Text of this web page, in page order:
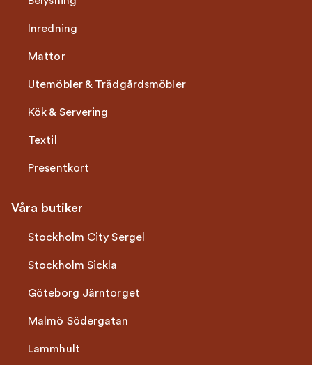
Inredning
Mattor
Utemöbler & Trädgårdsmöbler
Kök & Servering
Textil
Presentkort
Våra butiker
Stockholm City Sergel
Stockholm Sickla
Göteborg Järntorget
Malmö Södergatan
Lammhult